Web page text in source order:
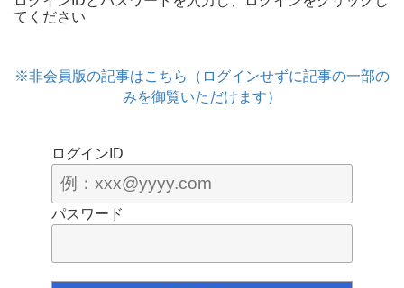
てください
※非会員版の記事はこちら（ログインせずに記事の一部の
みを御覧いただけます）
ログインID
パスワード